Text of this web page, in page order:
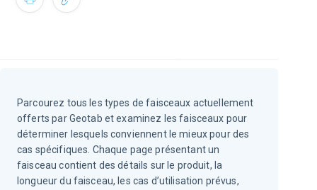
Parcourez tous les types de faisceaux actuellement
offerts par Geotab et examinez les faisceaux pour
déterminer lesquels conviennent le mieux pour des
cas spécifiques. Chaque page présentant un
faisceau contient des détails sur le produit, la
longueur du faisceau, les cas d’utilisation prévus,